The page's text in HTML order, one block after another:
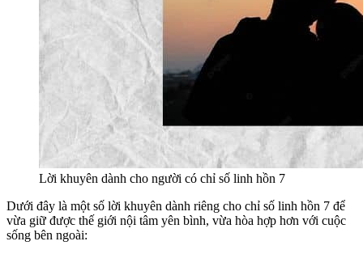
Lời khuyên dành cho người có chỉ số linh hồn 7
Dưới đây là một số lời khuyên dành riêng cho chỉ số linh hồn 7 để
vừa giữ được thế giới nội tâm yên bình, vừa hòa hợp hơn với cuộc
sống bên ngoài: